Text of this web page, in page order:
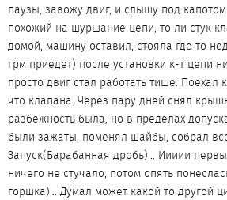
паузы, завожу двиг, и слышу под
похожий на шуршание цепи, то ли стук
домой, машину оставил, стояла где то
грм приедет) после установки к-т цепи
просто двиг стал работать тише. Поехал
что клапана. Через пару дней снял
разбежность была, но в пределах
были зажаты, поменял шайбы, собрал
Запуск(Барабанная дробь)… Иииии
ничего не стучало, потом опять
горшка)… Думал может какой то другой